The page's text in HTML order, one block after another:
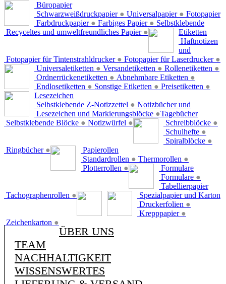
Büropapier
Schwarzweißdruckpapier ● Universalpapier ●
Farbdruckpapier ● Farbiges Papier ●
Recyceltes und umweltfreundliches Papier ●
Fotopapier
Fotopapier für Tintenstrahldrucker ● Fotopapier für Laserdrucker ●
Selbstklebende
Etiketten
Universaletiketten ● Versandetiketten ● Rollenetiketten ●
Ordnerrückenetiketten ● Abnehmbare Etiketten ●
Endlosetiketten ● Sonstige Etiketten ● Preisetiketten ●
Haftnotizen
und
Lesezeichen
Selbstklebende Z-Notizzettel ●
Lesezeichen und Markierungsblöcke ●
Selbstklebende Blöcke ● Notizwürfel ●
Notizbücher und
Tagebücher
Schreibblöcke ●
Schulhefte ●
Spiralblöcke ●
Ringbücher ●
Papierollen
Standardrollen ● Thermorollen ●
Plotterrollen ●
Formulare
Formulare ●
Tachographenrollen ●
Tabellierpapier
Spezialpapier und Karton
Druckerfolien ●
Krepppapier ●
Zeichenkarton ●
ÜBER UNS
TEAM
NACHHALTIGKEIT
WISSENSWERTES